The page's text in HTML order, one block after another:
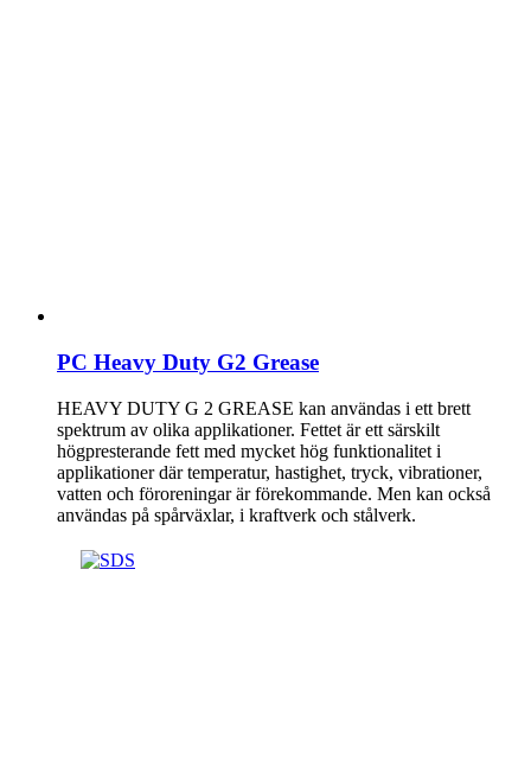
PC Heavy Duty G2 Grease
HEAVY DUTY G 2 GREASE kan användas i ett brett
spektrum av olika applikationer. Fettet är ett särskilt
högpresterande fett med mycket hög funktionalitet i
applikationer där temperatur, hastighet, tryck, vibrationer,
vatten och föroreningar är förekommande. Men kan också
användas på spårväxlar, i kraftverk och stålverk.